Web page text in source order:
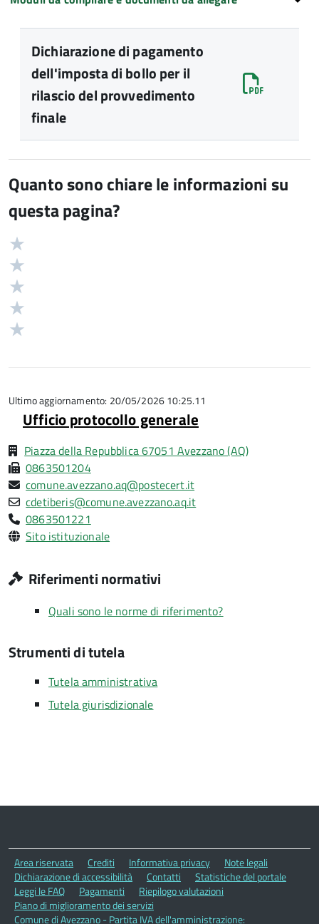
Dichiarazione di pagamento
dell'imposta di bollo per il
rilascio del provvedimento
finale
Quanto sono chiare le informazioni su
questa pagina?
Valutazione
5
Ultimo aggiornamento: 20/05/2026 10:25.11
Ufficio protocollo generale
Piazza della Repubblica 67051 Avezzano (AQ)
0863501204
comune.avezzano.aq@postecert.it
cdetiberis@comune.avezzano.aq.it
0863501221
Sito istituzionale
Riferimenti normativi
Quali sono le norme di riferimento?
Strumenti di tutela
Tutela amministrativa
Tutela giurisdizionale
Area riservata Crediti Informativa privacy
Note legali
Dichiarazione di accessibilità
Contatti
Statistiche del portale
Leggi le FAQ
Pagamenti
Riepilogo valutazioni
Piano di miglioramento dei servizi
Comune di Avezzano - Partita IVA dell'amministrazione: